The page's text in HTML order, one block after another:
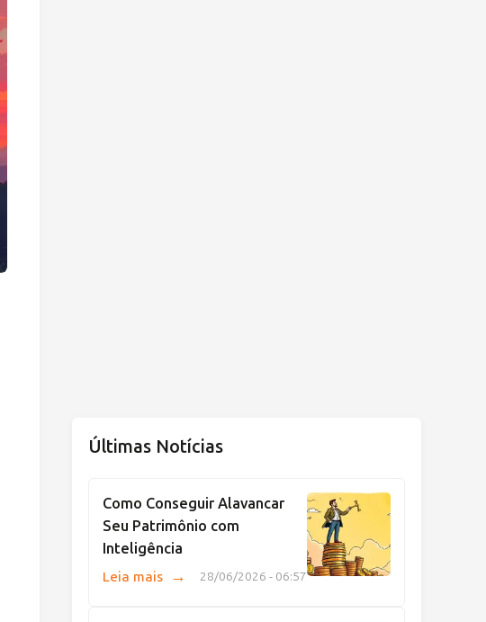
Últimas Notícias
Como Conseguir Alavancar
Seu Patrimônio com
Inteligência
28/06/2026 - 06:57
Leia mais →